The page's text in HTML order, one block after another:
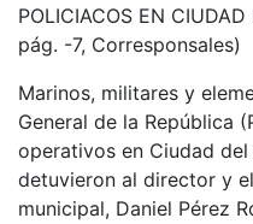
POLICIACOS EN
pág. -7, Corresponsales)
Marinos, militares y
General de la República
operativos en Ciudad
detuvieron al director y
municipal, Daniel Pérez